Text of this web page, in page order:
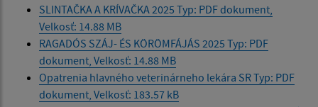
SLINTAČKA A KRÍVAČKA 2025 Typ: PDF dokument,
Velkosť: 14.88 MB
RAGADÓS SZÁJ- ÉS KÖRÖMFÁJÁS 2025 Typ: PDF
dokument, Velkosť: 14.88 MB
Opatrenia hlavného veterinárneho lekára SR Typ: PDF
dokument, Velkosť: 183.57 kB